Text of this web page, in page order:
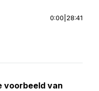
0:00 28:41
voorbeeld van